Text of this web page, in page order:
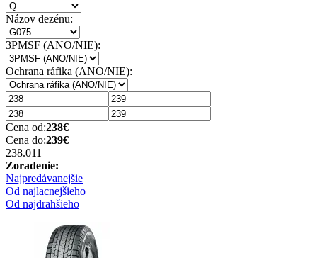
Názov dezénu:
3PMSF (ANO/NIE):
Ochrana ráfika (ANO/NIE):
Cena od:238€
Cena do:239€
238.011
Zoradenie:
Najpredávanejšie
Od najlacnejšieho
Od najdrahšieho